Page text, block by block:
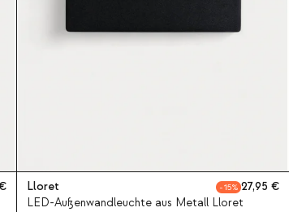
Lloret 15
27,95
LED-Außenwandleuchte aus Metall Lloret